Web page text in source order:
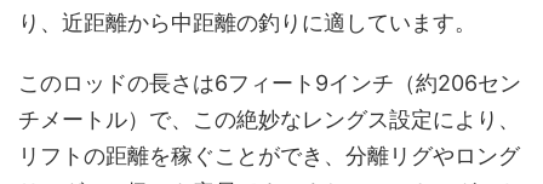
り、近距離から中距離の釣りに適しています。
このロッドの長さは6フィート9インチ（約206セン
チメートル）で、この絶妙なレングス設定により、
リフトの距離を稼ぐことができ、分離リグやロング